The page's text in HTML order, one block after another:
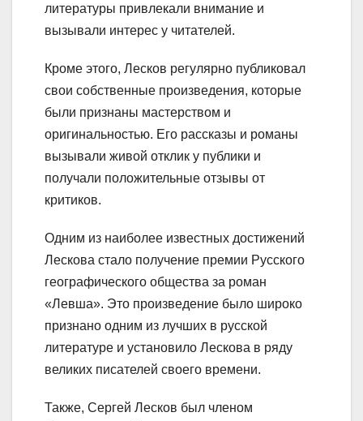
литературы привлекали внимание и
вызывали интерес у читателей.
Кроме этого, Лесков регулярно публиковал
свои собственные произведения, которые
были признаны мастерством и
оригинальностью. Его рассказы и романы
вызывали живой отклик у публики и
получали положительные отзывы от
критиков.
Одним из наиболее известных достижений
Лескова стало получение премии Русского
географического общества за роман
«Левша». Это произведение было широко
признано одним из лучших в русской
литературе и установило Лескова в ряду
великих писателей своего времени.
Также, Сергей Лесков был членом